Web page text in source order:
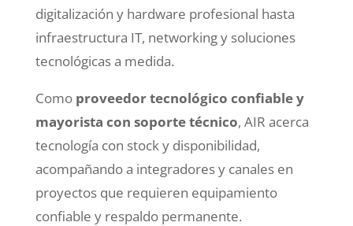
digitalización y hardware profesional hasta
infraestructura IT, networking y soluciones
tecnológicas a medida.
Como proveedor tecnológico confiable y
mayorista con soporte técnico, AIR acerca
tecnología con stock y disponibilidad,
acompañando a integradores y canales en
proyectos que requieren equipamiento
confiable y respaldo permanente.